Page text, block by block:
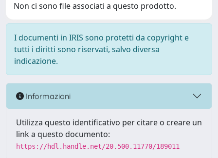
Non ci sono file associati a questo prodotto.
I documenti in IRIS sono protetti da copyright e
tutti i diritti sono riservati, salvo diversa
indicazione.
Informazioni
Utilizza questo identificativo per citare o creare un
link a questo documento:
https://hdl.handle.net/20.500.11770/189011